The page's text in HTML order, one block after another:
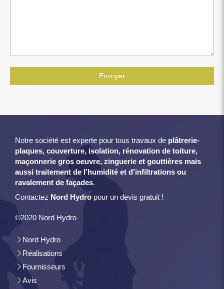
Envoyer
Notre société est experte pour tous travaux de plâtrerie-
plaques, couverture, isolation, rénovation de toiture,
maçonnerie gros oeuvre, zinguerie et gouttières mais
aussi traitement de l'humidité et d'infiltrations ou
ravalement de façades.
Contactez Nord Hydro pour un devis gratuit !
©2020 Nord Hydro
Nord Hydro
Réalisations
Fournisseurs
Avis